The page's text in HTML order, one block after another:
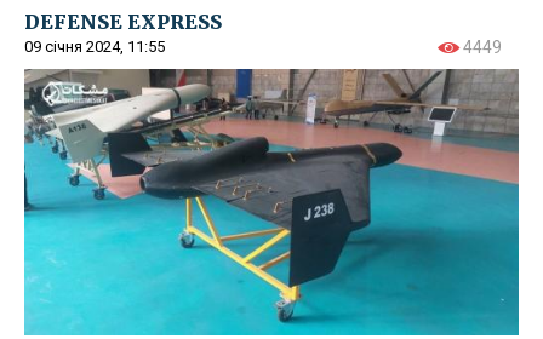
DEFENSE EXPRESS
09 січня 2024, 11:55 4449